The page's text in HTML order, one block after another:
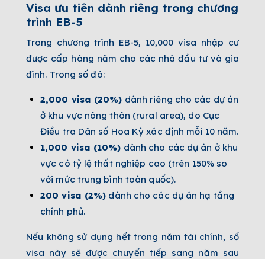
Visa ưu tiên dành riêng trong chương
trình EB-5
Trong chương trình EB-5, 10,000 visa nhập cư
được cấp hàng năm cho các nhà đầu tư và gia
đình. Trong số đó:
2,000 visa (20%) dành riêng cho các dự án
ở khu vực nông thôn (rural area), do Cục
Điều tra Dân số Hoa Kỳ xác định mỗi 10 năm.
1,000 visa (10%) dành cho các dự án ở khu
vực có tỷ lệ thất nghiệp cao (trên 150% so
với mức trung bình toàn quốc).
200 visa (2%) dành cho các dự án hạ tầng
chính phủ.
Nếu không sử dụng hết trong năm tài chính, số
visa này sẽ được chuyển tiếp sang năm sau